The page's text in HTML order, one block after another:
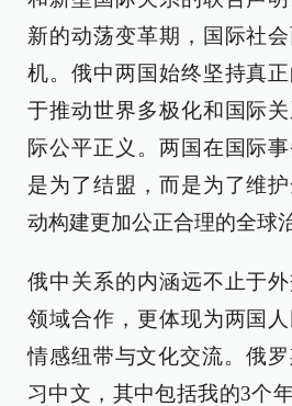
新的动荡变革期，国际社
机。俄中两国始终坚持真
于推动世界多极化和国际
际公平正义。两国在国际
是为了结盟，而是为了维
动构建更加公正合理的全球
俄中关系的内涵远不止于
领域合作，更体现为两国
情感纽带与文化交流。俄
习中文，其中包括我的3个